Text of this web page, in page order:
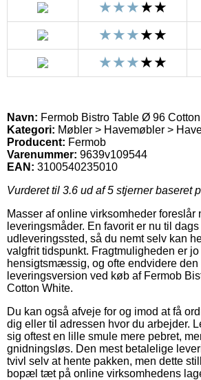
Navn: Fermob Bistro Table Ø 96
Kategori: Møbler > Havemøbler >
Producent: Fermob
Varenummer: 9639v109544
EAN: 3100540235010
Vurderet til 3.6 ud af 5 stjerner baseret
Masser af online virksomheder foreslår
leveringsmåder. En favorit er nu til
udleveringssted, så du nemt selv kan
valgfrit tidspunkt. Fragtmuligheden er
hensigtsmæssig, og ofte endvidere
leveringsversion ved køb af Fermob
Cotton White.
Du kan også afveje for og imod at få
dig eller til adressen hvor du arbejder.
sig oftest en lille smule mere pebret,
gnidningsløs. Den mest betalelige
tvivl selv at hente pakken, men dette
bopæl tæt på online virksomhedens